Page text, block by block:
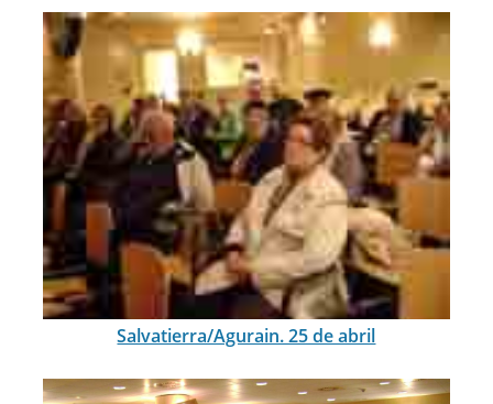
Salvatierra/Agurain. 25 de abril